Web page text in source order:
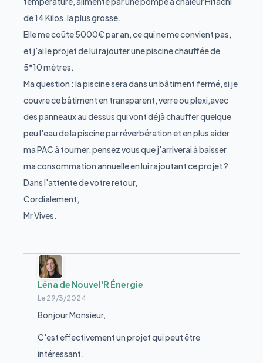
de 14 Kilos, la plus grosse.
Elle me coûte 5000€ par an, ce qui ne me convient pas,
et j'ai le projet de lui rajouter une piscine chauffée de
5*10 mètres.
Ma question : la piscine sera dans un bâtiment fermé, si je
couvre ce bâtiment en transparent, verre ou plexi,avec
des panneaux au dessus qui vont déjà chauffer quelque
peu l'eau de la piscine par réverbération et en plus aider
ma PAC à tourner, pensez vous que j'arriverai à baisser
ma consommation annuelle en lui rajoutant ce projet ?
Dans l'attente de votre retour,
Cordialement,
Mr Vives.
Léna de Nouvel'R Énergie
Le 29/3/2024
Bonjour Monsieur,
C'est effectivement un projet qui peut être
intéressant.